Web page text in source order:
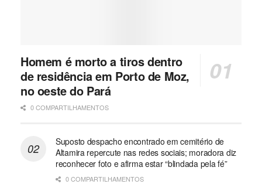
Homem é morto a tiros dentro
de residência em Porto de Moz,
no oeste do Pará
0 COMPARTILHAMENTOS
Suposto despacho encontrado em cemitério de
Altamira repercute nas redes sociais; moradora diz
reconhecer foto e afirma estar “blindada pela fé”
0 COMPARTILHAMENTOS